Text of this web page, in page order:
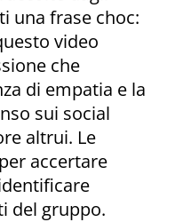
una frase choc:
video
che
di empatia e la
sui social
altrui. Le
accertare
del gruppo.